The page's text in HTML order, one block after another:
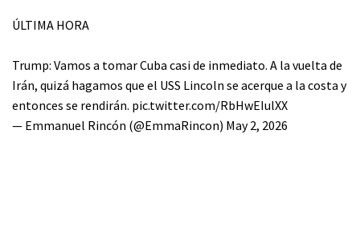
ÚLTIMA HORA
Trump: Vamos a tomar Cuba casi de inmediato. A la vuelta de
Irán, quizá hagamos que el USS Lincoln se acerque a la costa y
entonces se rendirán. pic.twitter.com/RbHwEIulXX
— Emmanuel Rincón (@EmmaRincon) May 2, 2026